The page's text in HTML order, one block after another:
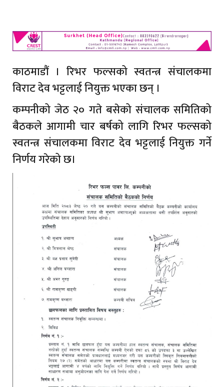
काठमाडौं । रिभर फल्सको स्वतन्त्र संचालकमा
विराट देव भट्टलाई नियुक्त भएका छन् ।
कम्पनीको जेठ २० गते बसेको संचालक समितिको
बैठकले आगामी चार बर्षको लागि रिभर फल्सको
स्वतन्त्र संचालकमा विराट देव भट्टलाई नियुक्त गर्ने
निर्णय गरेको छ।